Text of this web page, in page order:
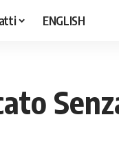
ENGLISH